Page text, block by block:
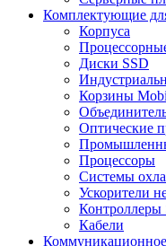
Комплектующие
Корпуса
Диски SSD
Корзины
Оптические
Процессоры
Системы
Ускорители
Контроллеры
Кабели